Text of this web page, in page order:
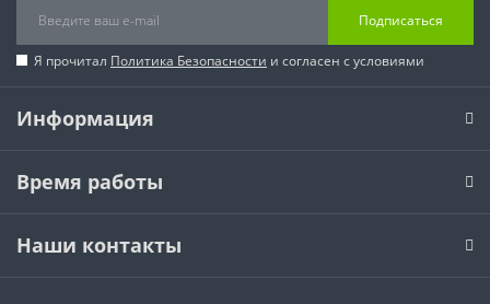
Подписаться
Я прочитал Политика Безопасности и согласен с условиями
Информация
Время работы
Наши контакты